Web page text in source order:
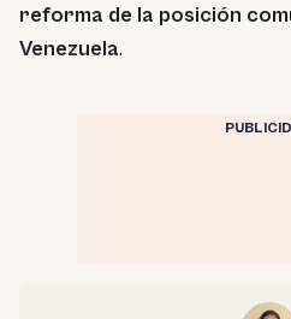
reforma de la posición
Venezuela.